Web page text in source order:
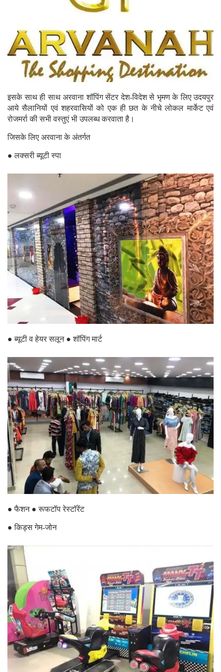
इसके साथ ही साथ अरवाना शॉपिंग सेंटर देश-विदेश से भृमण के लिए उदयपुर
आये सैलानियों एवं शहरवासियों को एक ही छत के नीचे लोकल मार्केट एवं
रोजमर्रा की सभी वस्तुएं भी उपलब्ध करवाता है।
जिसके लिए अरवाना के अंतर्गत
● लक्सरी ब्यूटी स्पा
● ब्यूटी व हेयर सलून ● शॉपिंग मार्ट
● फैशन ● रूफटॉप रेस्टॉरेंट
● किड्स गेम-जोन